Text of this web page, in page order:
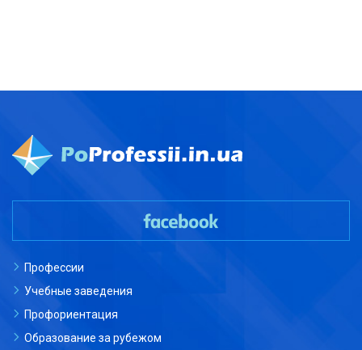
Профессии
Учебные заведения
Профориентация
Образование за рубежом